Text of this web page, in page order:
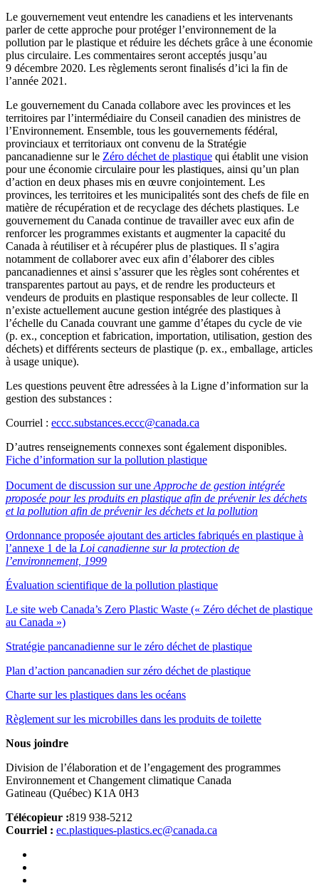
Le gouvernement veut entendre les canadiens et les intervenants
parler de cette approche pour protéger l’environnement de la
pollution par le plastique et réduire les déchets grâce à une économie
plus circulaire. Les commentaires seront acceptés jusqu’au
9 décembre 2020. Les règlements seront finalisés d’ici la fin de
l’année 2021.
Le gouvernement du Canada collabore avec les provinces et les
territoires par l’intermédiaire du Conseil canadien des ministres de
l’Environnement. Ensemble, tous les gouvernements fédéral,
provinciaux et territoriaux ont convenu de la Stratégie
pancanadienne sur le Zéro déchet de plastique qui établit une vision
pour une économie circulaire pour les plastiques, ainsi qu’un plan
d’action en deux phases mis en œuvre conjointement. Les
provinces, les territoires et les municipalités sont des chefs de file en
matière de récupération et de recyclage des déchets plastiques. Le
gouvernement du Canada continue de travailler avec eux afin de
renforcer les programmes existants et augmenter la capacité du
Canada à réutiliser et à récupérer plus de plastiques. Il s’agira
notamment de collaborer avec eux afin d’élaborer des cibles
pancanadiennes et ainsi s’assurer que les règles sont cohérentes et
transparentes partout au pays, et de rendre les producteurs et
vendeurs de produits en plastique responsables de leur collecte. Il
n’existe actuellement aucune gestion intégrée des plastiques à
l’échelle du Canada couvrant une gamme d’étapes du cycle de vie
(p. ex., conception et fabrication, importation, utilisation, gestion des
déchets) et différents secteurs de plastique (p. ex., emballage, articles
à usage unique).
Les questions peuvent être adressées à la Ligne d’information sur la
gestion des substances :
Courriel : eccc.substances.eccc@canada.ca
D’autres renseignements connexes sont également disponibles.
Fiche d’information sur la pollution plastique
Document de discussion sur uneApproche de gestion intégrée
proposée pour les produits en plastique afin de prévenir les déchets
et la pollution afin de prévenir les déchets et la pollution
Ordonnance proposée ajoutant des articles fabriqués en plastique à
l’annexe 1 de la Loi canadienne sur la protection de
l’environnement, 1999
Évaluation scientifique de la pollution plastique
Le site web Canada’s Zero Plastic Waste (« Zéro déchet de plastique
au Canada »)
Stratégie pancanadienne sur le zéro déchet de plastique
Plan d’action pancanadien sur zéro déchet de plastique
Charte sur les plastiques dans les océans
Règlement sur les microbilles dans les produits de toilette
Nous joindre
Division de l’élaboration et de l’engagement des programmes
Environnement et Changement climatique Canada
Gatineau (Québec) K1A 0H3
Télécopieur :819 938-5212
Courriel : ec.plastiques-plastics.ec@canada.ca